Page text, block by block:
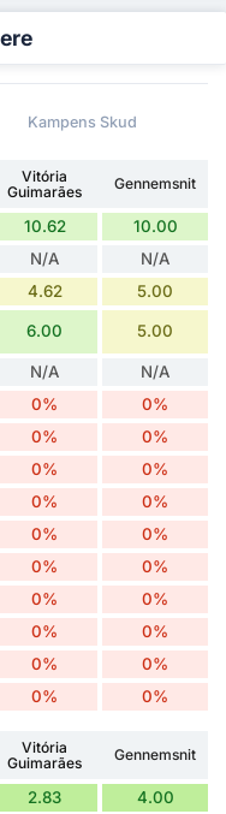
Kampens Skud
Vitória
Guimarães
Gennemsnit
10.62 10.00
N/A N/A
4.62 5.00
6.00 5.00
N/A N/A
0% 0%
0% 0%
0% 0%
0% 0%
0% 0%
0% 0%
0% 0%
0% 0%
0% 0%
0% 0%
Vitória
Guimarães
Gennemsnit
2.83 4.00